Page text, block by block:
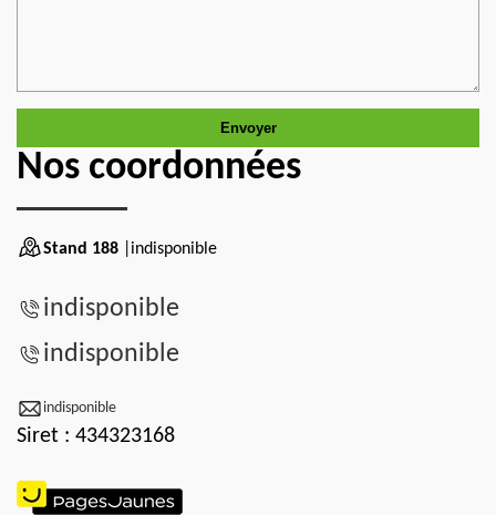
Nos coordonnées
Stand 188 |indisponible
indisponible
indisponible
indisponible
Siret : 434323168